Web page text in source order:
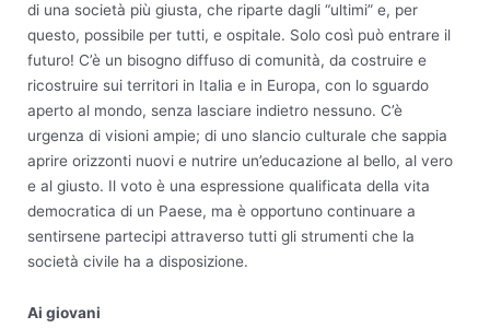
di una società più giusta, che riparte dagli “ultimi” e, per
questo, possibile per tutti, e ospitale. Solo così può entrare il
futuro! C’è un bisogno diffuso di comunità, da costruire e
ricostruire sui territori in Italia e in Europa, con lo sguardo
aperto al mondo, senza lasciare indietro nessuno. C’è
urgenza di visioni ampie; di uno slancio culturale che sappia
aprire orizzonti nuovi e nutrire un’educazione al bello, al vero
e al giusto. Il voto è una espressione qualificata della vita
democratica di un Paese, ma è opportuno continuare a
sentirsene partecipi attraverso tutti gli strumenti che la
società civile ha a disposizione.
Ai giovani